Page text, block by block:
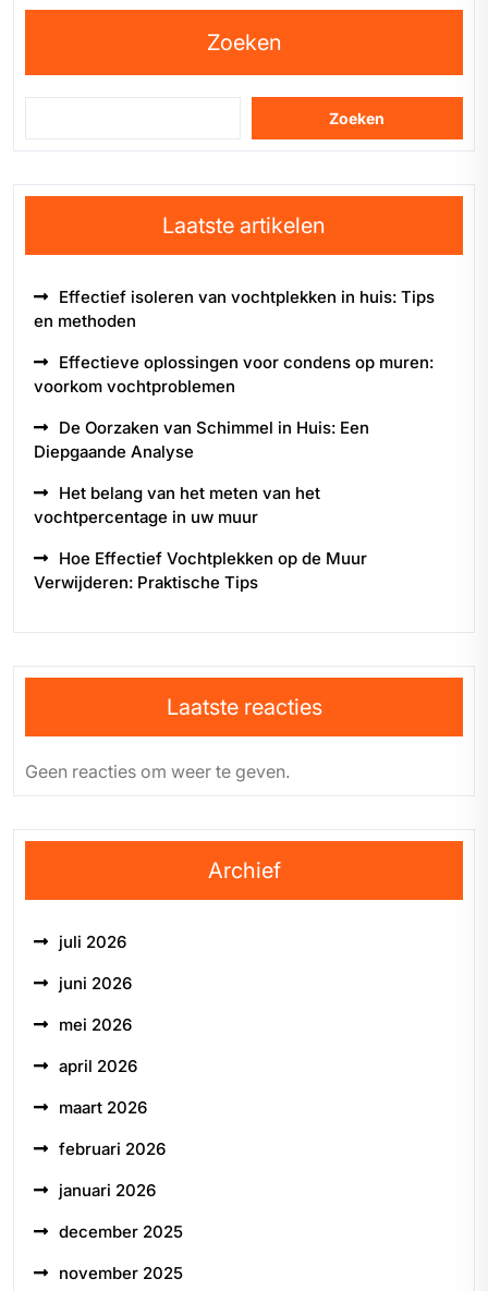
Zoeken
Zoeken
Laatste artikelen
Effectief isoleren van vochtplekken in huis: Tips
en methoden
Effectieve oplossingen voor condens op muren:
voorkom vochtproblemen
De Oorzaken van Schimmel in Huis: Een
Diepgaande Analyse
Het belang van het meten van het
vochtpercentage in uw muur
Hoe Effectief Vochtplekken op de Muur
Verwijderen: Praktische Tips
Laatste reacties
Geen reacties om weer te geven.
Archief
juli 2026
juni 2026
mei 2026
april 2026
maart 2026
februari 2026
januari 2026
december 2025
november 2025